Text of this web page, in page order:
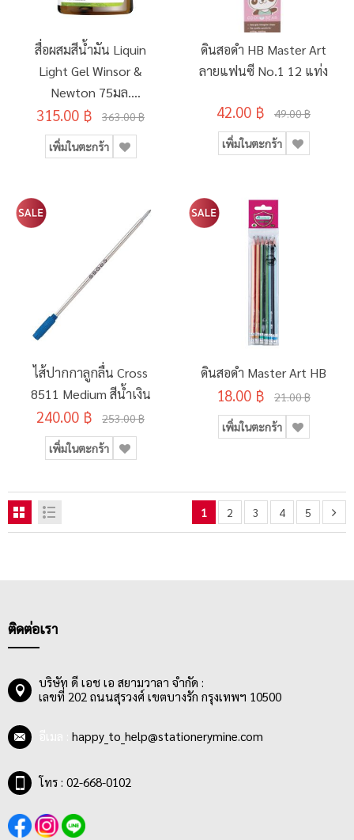
สื่อผสมสีน้ำมัน Liquin
Light Gel Winsor &
Newton 75มล.
#3021754
315.00 ฿ 363.00 ฿
เพิ่มในตะกร้า
ดินสอดำ HB Master Art
ลายแฟนซี No.1 12 แท่ง
42.00 ฿ 49.00 ฿
เพิ่มในตะกร้า
ไส้ปากกาลูกลื่น Cross
8511 Medium สีน้ำเงิน
240.00 ฿ 253.00 ฿
เพิ่มในตะกร้า
ดินสอดำ Master Art HB
18.00 ฿ 21.00 ฿
เพิ่มในตะกร้า
1 2 3 4 5
ติดต่อเรา
บริษัท ดี เอช เอ สยามวาลา จำกัด :
เลขที่ 202 ถนนสุรวงศ์ เขตบางรัก กรุงเทพฯ 10500
happy_to_help@stationerymine.com
โทร : 02-668-0102